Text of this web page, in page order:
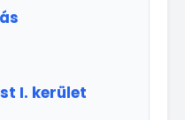
I. kerület